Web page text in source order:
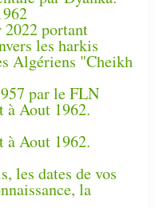
portant
les harkis
Algériens "Cheikh
par le FLN
à Aout 1962.
à Aout 1962.
les dates de vos
la